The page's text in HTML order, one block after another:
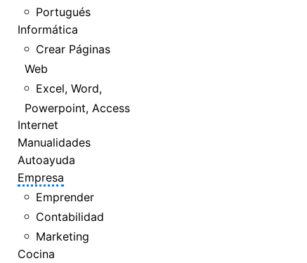
Portugués
Informática
Crear Páginas
Web
Excel, Word,
Powerpoint, Access
Internet
Manualidades
Autoayuda
Empresa
Emprender
Contabilidad
Marketing
Cocina